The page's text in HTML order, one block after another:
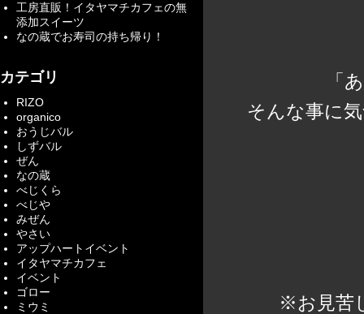
「
そんな事に
※お見苦
工房直販！イタヤマチカフェの無
添加スイーツ
なの蔵でお寿司の持ち帰り！
カテゴリ
RIZO
organico
おうじバル
しずバル
ぜん
なの蔵
べじくら
べじや
みぜん
やさい
アップハートイベント
イタヤマチカフェ
イベント
ゴロー
ミウミ